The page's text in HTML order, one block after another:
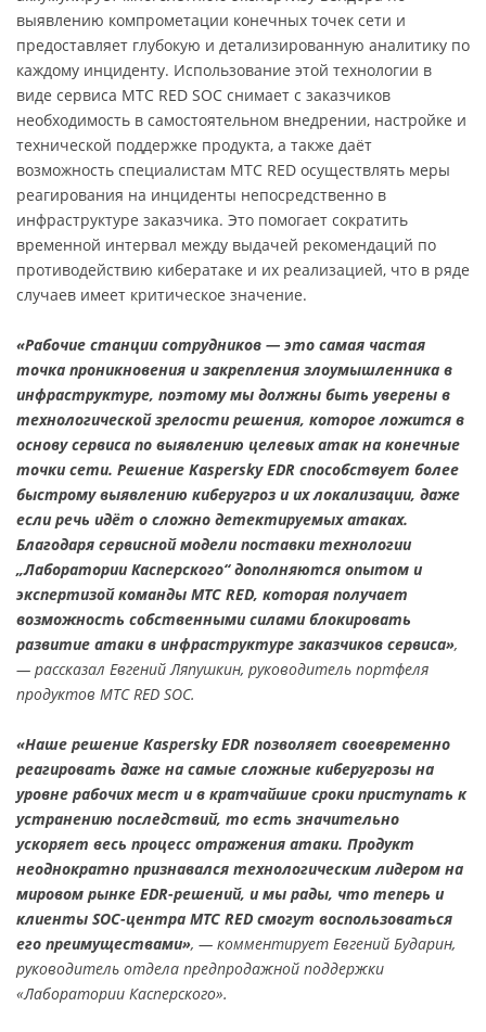
выявлению компрометации конечных точек сети и
предоставляет глубокую и детализированную аналитику по
каждому инциденту. Использование этой технологии в
виде сервиса МТС RED SOC снимает с заказчиков
необходимость в самостоятельном внедрении, настройке и
технической поддержке продукта, а также даёт
возможность специалистам МТС RED осуществлять меры
реагирования на инциденты непосредственно в
инфраструктуре заказчика. Это помогает сократить
временной интервал между выдачей рекомендаций по
противодействию кибератаке и их реализацией, что в ряде
случаев имеет критическое значение.
«Рабочие станции сотрудников — это самая частая
точка проникновения и закрепления злоумышленника в
инфраструктуре, поэтому мы должны быть уверены в
технологической зрелости решения, которое ложится в
основу сервиса по выявлению целевых атак на конечные
точки сети. Решение Kaspersky EDR способствует более
быстрому выявлению киберугроз и их локализации, даже
если речь идёт о сложно детектируемых атаках.
Благодаря сервисной модели поставки технологии
„Лаборатории Касперского“ дополняются опытом и
экспертизой команды МТС RED, которая получает
возможность собственными силами блокировать
развитие атаки в инфраструктуре заказчиков сервиса»,
— рассказал Евгений Ляпушкин, руководитель портфеля
продуктов МТС RED SOC.
«Наше решение Kaspersky EDR позволяет своевременно
реагировать даже на самые сложные киберугрозы на
уровне рабочих мест и в кратчайшие сроки приступать к
устранению последствий, то есть значительно
ускоряет весь процесс отражения атаки. Продукт
неоднократно признавался технологическим лидером на
мировом рынке EDR-решений, и мы рады, что теперь и
клиенты SOC-центра МТС RED смогут воспользоваться
его преимуществами», — комментирует Евгений Бударин,
руководитель отдела предпродажной поддержки
«Лаборатории Касперского».